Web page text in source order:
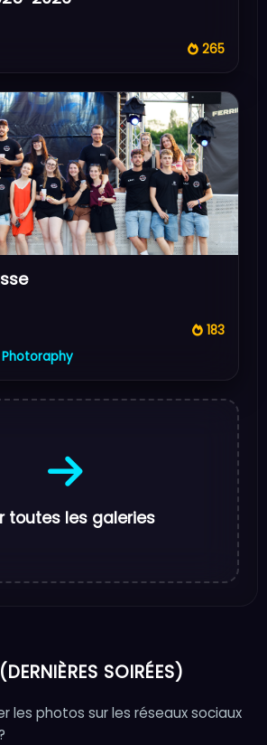
265
183
toutes les galeries
SOIRÉES)
les photos sur les réseaux sociaux